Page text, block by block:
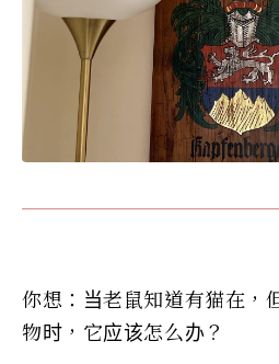
你想：当老鼠知道有猫在，
物时，它应该怎么办？